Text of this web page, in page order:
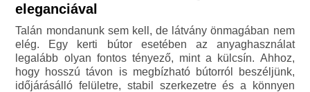
eleganciával
Talán mondanunk sem kell, de látvány önmagában nem
elég. Egy kerti bútor esetében az anyaghasználat
legalább olyan fontos tényező, mint a külcsín. Ahhoz,
hogy hosszú távon is megbízható bútorról beszéljünk,
időjárásálló felületre, stabil szerkezetre és a könnyen